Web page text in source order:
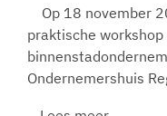
Op 18 november
praktische
Ondernemershuis